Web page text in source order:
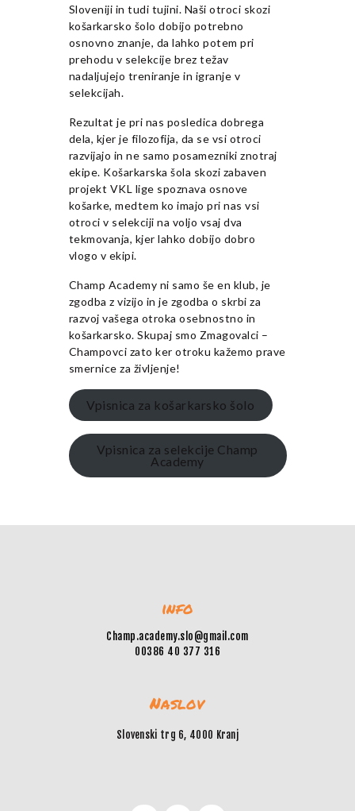
Sloveniji in tudi tujini. Naši otroci skozi
košarkarsko šolo dobijo potrebno
osnovno znanje, da lahko potem pri
prehodu v selekcije brez težav
nadaljujejo treniranje in igranje v
selekcijah.
Rezultat je pri nas posledica dobrega
dela, kjer je filozofija, da se vsi otroci
razvijajo in ne samo posamezniki znotraj
ekipe. Košarkarska šola skozi zabaven
projekt VKL lige spoznava osnove
košarke, medtem ko imajo pri nas vsi
otroci v selekciji na voljo vsaj dva
tekmovanja, kjer lahko dobijo dobro
vlogo v ekipi.
Champ Academy ni samo še en klub, je
zgodba z vizijo in je zgodba o skrbi za
razvoj vašega otroka osebnostno in
košarkarsko. Skupaj smo Zmagovalci –
Champovci zato ker otroku kažemo prave
smernice za življenje!
Vpisnica za košarkarsko šolo
Vpisnica za selekcije Champ
Academy
info
Champ.academy.slo@gmail.com
00386 40 377 316
Naslov
Slovenski trg 6, 4000 Kranj